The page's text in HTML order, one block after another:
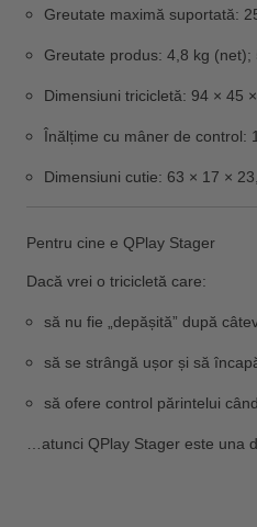
Greutate maximă suportată:
Greutate produs: 4,8 kg (net);
Dimensiuni tricicletă: 94 × 45
Înălțime cu mâner de control:
Dimensiuni cutie: 63 × 17 ×
Pentru cine e QPlay Stager
Dacă vrei o tricicletă care:
să nu fie „depășită” după
să se strângă ușor și să
să ofere control părintelui
…atunci QPlay Stager este una